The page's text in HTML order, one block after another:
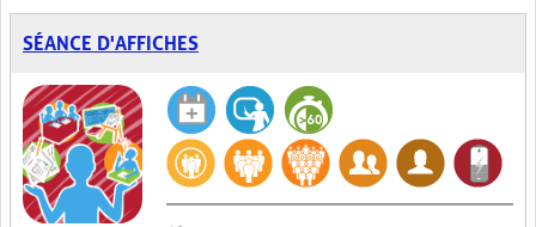
SÉANCE D'AFFICHES